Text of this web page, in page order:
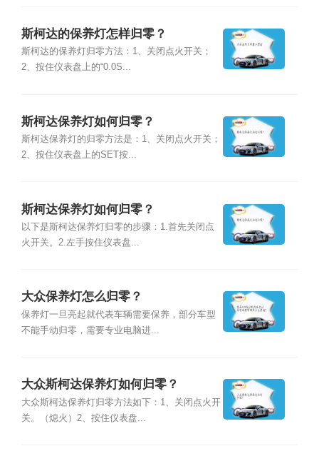
斯柯达的保养灯怎样归零？
斯柯达的保养灯归零方法：1、关闭点火开关；
2、按住仪表盘上的“0.0S...
斯柯达保养灯如何归零？
斯柯达保养灯的归零方法是：1、关闭点火开关；
2、按住仪表盘上的SET按...
斯柯达保养灯如何归零？
以下是斯柯达保养灯归零的步骤：1.首先关闭点
火开关。2.左手按住仪表盘...
大众保养灯怎么归零？
保养灯一旦亮起就代表车辆需要保养，部分车型
不能手动归零，需要专业电脑进...
大众斯柯达保养灯如何归零？
大众斯柯达保养灯归零方法如下：1、关闭点火开
关。（熄火）2、按住仪表盘...